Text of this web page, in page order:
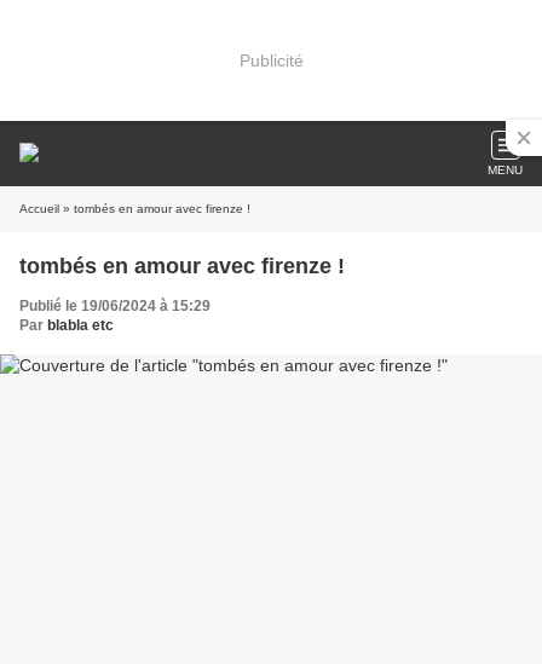
Publicité
MENU
Accueil » tombés en amour avec firenze !
tombés en amour avec firenze !
Publié le 19/06/2024 à 15:29
Par blabla etc